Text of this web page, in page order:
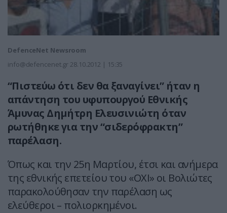
DefenceNet Newsroom
info@defencenet.gr 28.10.2012 | 15:35
“Πιστεύω ότι δεν θα ξαναγίνει” ήταν η
απάντηση του υφυπουργού Εθνικής
Άμυνας Δημήτρη Ελευσινιώτη όταν
ρωτήθηκε για την “σιδερόφρακτη”
παρέλαση.
Όπως και την 25η Μαρτίου, έτσι και ανήμερα
της εθνικής επετείου του «ΟΧΙ» οι Βολιώτες
παρακολούθησαν την παρέλαση ως
ελεύθεροι – πολιορκημένοι.